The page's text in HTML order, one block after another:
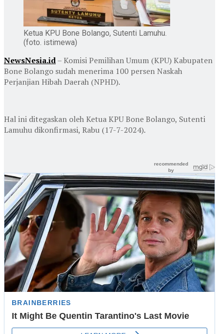
Ketua KPU Bone Bolango, Sutenti Lamuhu.
(foto. istimewa)
NewsNesia.id– Komisi Pemilihan Umum (KPU) Kabupaten
Bone Bolango sudah menerima 100 persen Naskah
Perjanjian Hibah Daerah (NPHD).
Hal ini ditegaskan oleh Ketua KPU Bone Bolango, Sutenti
Lamuhu dikonfirmasi, Rabu (17-7-2024).